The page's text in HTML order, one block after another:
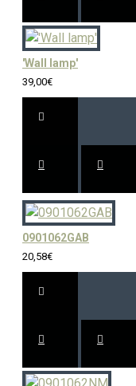
'Wall lamp'
39,00€
0901062GAB
20,58€